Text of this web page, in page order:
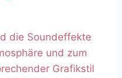
die Soundeffekte
und zum
Grafikstil